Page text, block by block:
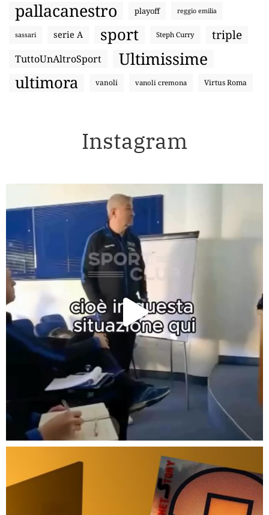
pallacanestro playoff reggio emilia
sassari serie A sport Steph Curry triple
TuttoUnAltroSport Ultimissime
ultimora vanoli vanoli cremona Virtus Roma
Instagram